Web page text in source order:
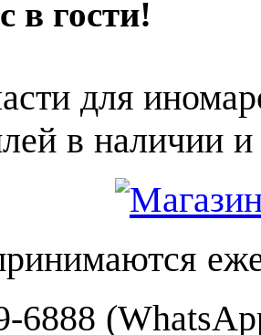
в гости!
для
в наличии и
6888